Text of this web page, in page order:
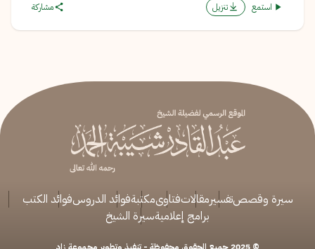
استمع تنزيل مشاركة
سيرة وقصصتفسيرمقالاتفتاوىمكتبةفوائد الدروسفوائد الكتب
برامج إعلاميةسيرة الشيخ